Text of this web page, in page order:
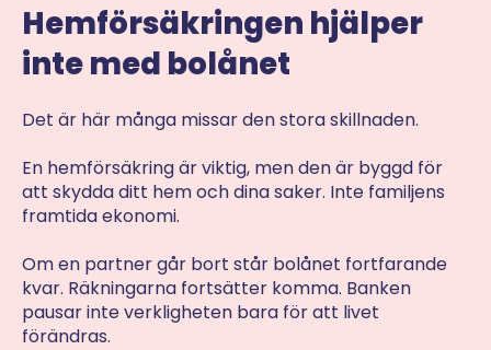
Hemförsäkringen hjälper
inte med bolånet
Det är här många missar den stora skillnaden.
En hemförsäkring är viktig, men den är byggd för
att skydda ditt hem och dina saker. Inte familjens
framtida ekonomi.
Om en partner går bort står bolånet fortfarande
kvar. Räkningarna fortsätter komma. Banken
pausar inte verkligheten bara för att livet
förändras.